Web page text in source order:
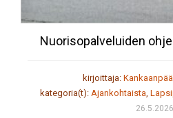
Nuorisopalveluiden
kirjoittaja:
kategoria(t): Ajankohtaista,
26.5.2026